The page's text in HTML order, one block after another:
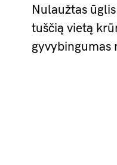
Nulaužtas
tuščią vietą
gyvybingumas